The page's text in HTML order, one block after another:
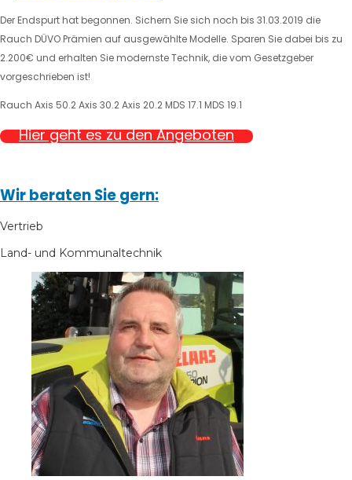
Der Endspurt hat begonnen. Sichern Sie sich noch bis 31.03.2019 die
Rauch DÜVO Prämien auf ausgewählte Modelle. Sparen Sie dabei bis zu
2.200€ und erhalten Sie modernste Technik, die vom Gesetzgeber
vorgeschrieben ist!
Rauch Axis 50.2 Axis 30.2 Axis 20.2 MDS 17.1 MDS 19.1
Hier geht es zu den Angeboten
Wir beraten Sie gern:
Vertrieb
Land- und Kommunaltechnik